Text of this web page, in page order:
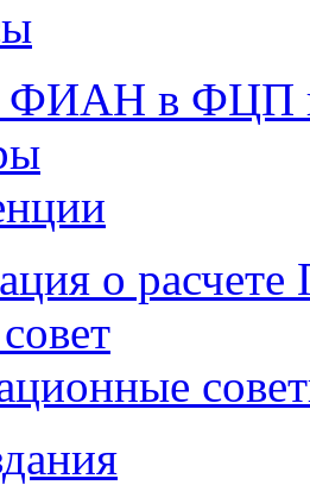
ФИАН в ФЦП
о